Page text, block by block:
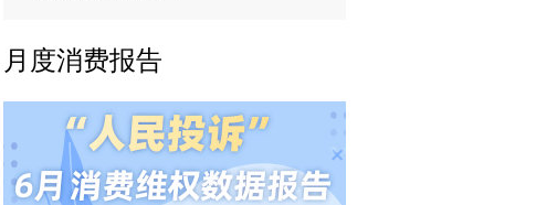
月度消费报告